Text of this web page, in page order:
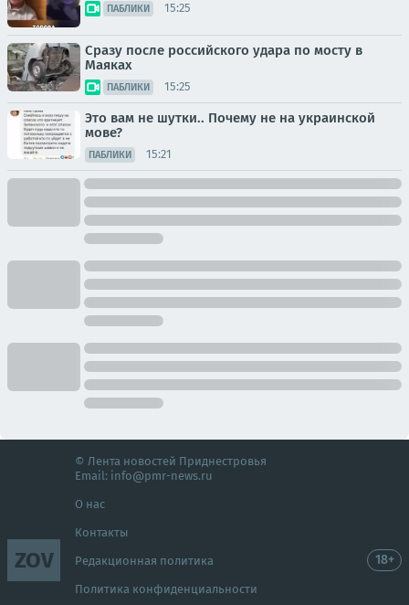
ПАБЛИКИ 15:25
Сразу после российского удара по мосту в
Маяках
ПАБЛИКИ 15:25
Это вам не шутки.. Почему не на украинской
мове?
ПАБЛИКИ 15:21
ZOV
© Лента новостей Приднестровья
Email: info@pmr-news.ru
О нас
Контакты
Редакционная политика
Политика конфиденциальности
18+